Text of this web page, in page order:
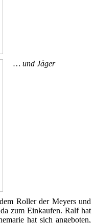
… und Jäger
Roller der Meyers und
zum Einkaufen. Ralf hat
hat sich angeboten,